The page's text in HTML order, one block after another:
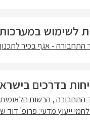
לשימוש במערכות
- אגף בכיר
בישראל 2016-
התחבורה , הרשות
לחמי ייעוץ מדעי: פרופ'